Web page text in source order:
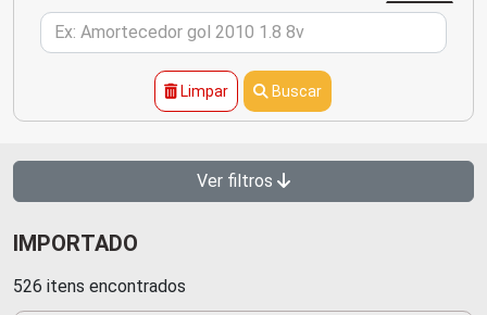
Limpar Buscar
Ver filtros
IMPORTADO
526 itens encontrados